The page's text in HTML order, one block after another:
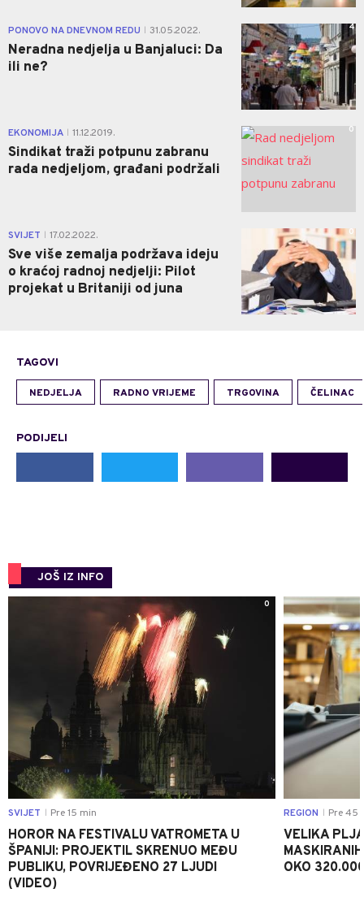
PONOVO NA DNEVNOM REDU 31.05.2022.
Neradna nedjelja u Banjaluci: Da
ili ne?
4
EKONOMIJA 11.12.2019.
Sindikat traži potpunu zabranu
rada nedjeljom, građani podržali
0
SVIJET 17.02.2022.
Sve više zemalja podržava ideju
o kraćoj radnoj nedjelji: Pilot
projekat u Britaniji od juna
0
TAGOVI
NEDJELJA RADNO VRIJEME TRGOVINA ČELINAC
PODIJELI
JOŠ IZ INFO
0
SVIJET Pre 15 min
HOROR NA FESTIVALU VATROMETA U
ŠPANIJI: PROJEKTIL SKRENUO MEĐU
PUBLIKU, POVRIJEĐENO 27 LJUDI
(VIDEO)
REGION Pre 45
VELIKA
OKO